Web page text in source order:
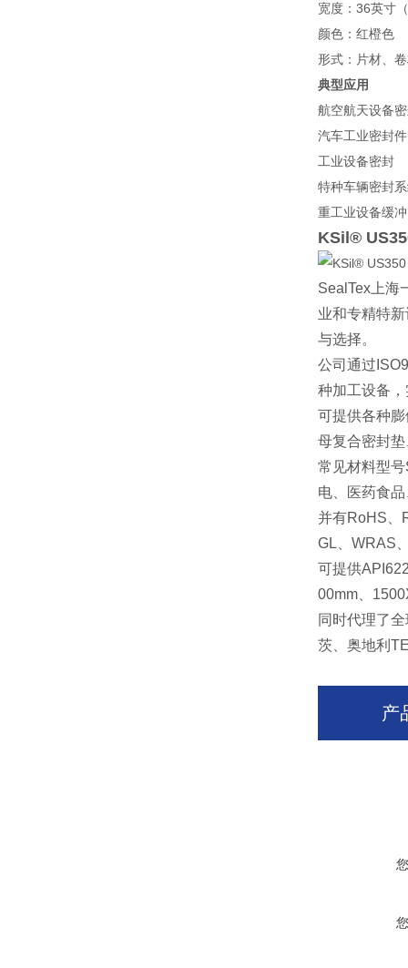
宽度：36英寸
颜色：红橙色
形式：片材、
典型应用
航空航天设备
汽车工业密封件
工业设备密封
特种车辆密封
重工业设备缓
KSil®
SealTex 上
业和专精特
与选择。
公司通过
种加工设备
可提供各种
母复合密封
常见材料型号
电、医药食
并有RoHS
GL 、WRAS
可提供
00mm
同时代理了
茨、奥地利
产